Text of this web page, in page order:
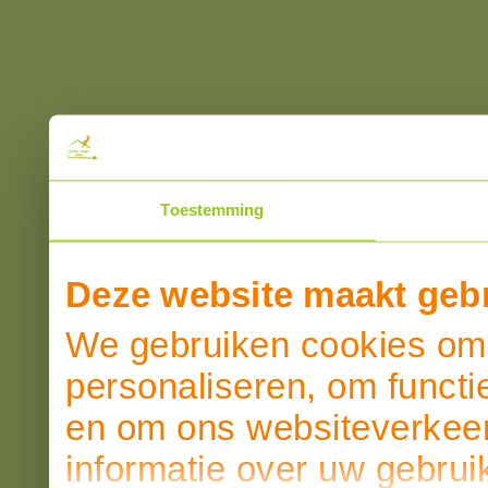
Toestemming
Deze website maakt
We gebruiken cookies
personaliseren, om
en om ons
informatie over uw